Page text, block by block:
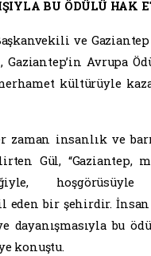
BU ÖDÜLÜ HAK
ve
Gaziantep’in Avrupa
kültürüyle
zaman insanlık ve
Gül, “Gaziantep,
hoşgörüsüyle
eden bir şehirdir. İnsan
dayanışmasıyla bu
konuştu.